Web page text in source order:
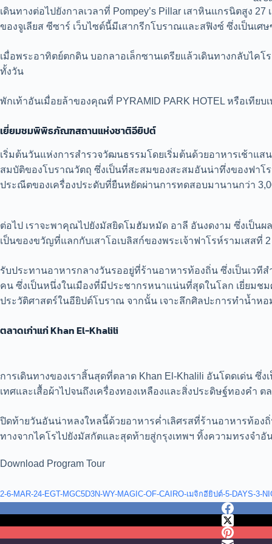
เดินทางต่อไปยังกาลเวลาที่ Pompey’s Pillar เสาหินแกรนิตสูง
ของจูเลียส ซีซาร์ เว็บไซต์นี้มีเสากรีกโบราณและสฟิงซ์ ซึ่งเป็นเศ
เมื่อพระอาทิตย์ตกดิน บอกลาอเล็กซานเดรียแล้วเดินทางกลับไ
ทั้งวัน
พักเท้าอันเมื่อยล้าของคุณที่ PYRAMID PARK HOTEL หรือเที
เยี่ยมชมพิพิธภัณฑสถานแห่งชาติอียิปต์
เริ่มต้นวันแห่งการสำรวจวัฒนธรรมโดยเริ่มต้นด้วยอาหารเช้าแ
สมบัติของโบราณวัตถุ ซึ่งเป็นที่สะสมของสะสมอันน่าทึ่งของฟา
ประณีตของเครื่องประดับที่ยืนหยัดผ่านการทดสอบมานานกว่า
ต่อไป เราจะพาคุณไปยังมัสยิดโมฮัมหมัด อาลี อันงดงาม ซึ่งเป็น
เป็นของขวัญที่แลกกับเสาโอเบลิสก์ของพระเจ้าฟาโรห์รามเสสที่
รับประทานอาหารกลางวันรออยู่ที่ร้านอาหารท้องถิ่น ซึ่งเป็นเว
คน ซึ่งเป็นหนึ่งในเมืองที่มีประชากรหนาแน่นที่สุดในโลก เยี่ยมช
ประวัติศาสตร์ในอียิปต์โบราณ จากนั้น เจาะลึกศิลปะการทำน้ำ
ตลาดเก่าแก่ Khan El-Khalili
การเดินทางของเราสิ้นสุดที่ตลาด Khan El-Khalili อันโดดเด่น
เทศและเสื้อผ้าไปจนถึงเครื่องทองเหลืองและสิ่งประดิษฐ์ทองคำ
ปิดท้ายวันอันน่าหลงใหลนี้ด้วยอาหารค่ำเลิศรสที่ร้านอาหารท้อง
ทางจากไคโรไปยังมัสกัตและสุดท้ายสู่กรุงเทพฯ ทิ้งความทรงจ
Download Program Tour
2-6-MAR-24-EGT-MGC5D3N-WY-MAGIC-OF-CAIRO-เมจิกอียิปต์-5-DAYS-3-